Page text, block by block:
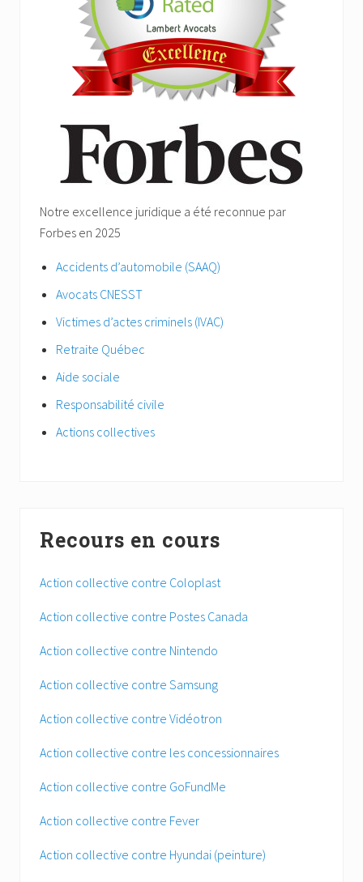
Notre excellence juridique a été reconnue par
Forbes en 2025
Accidents d’automobile (SAAQ)
Avocats CNESST
Victimes d’actes criminels (IVAC)
Retraite Québec
Aide sociale
Responsabilité civile
Actions collectives
Recours en cours
Action collective contre Coloplast
Action collective contre Postes Canada
Action collective contre Nintendo
Action collective contre Samsung
Action collective contre Vidéotron
Action collective contre les concessionnaires
Action collective contre GoFundMe
Action collective contre Fever
Action collective contre Hyundai (peinture)